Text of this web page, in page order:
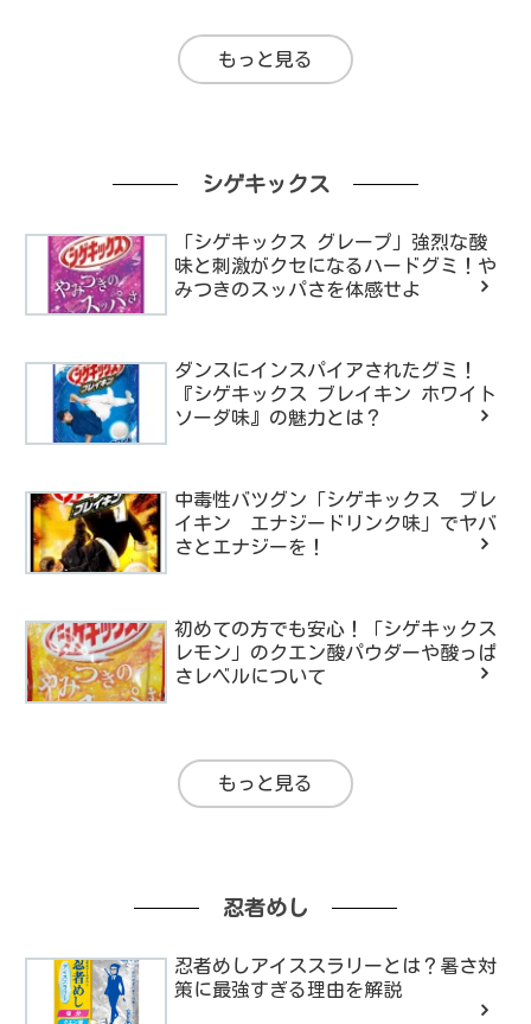
もっと見る
シゲキックス
「シゲキックス グレープ」強烈な酸
味と刺激がクセになるハードグミ！や
みつきのスッパさを体感せよ
ダンスにインスパイアされたグミ！
『シゲキックス ブレイキン ホワイト
ソーダ味』の魅力とは？
中毒性バツグン「シゲキックス ブレ
イキン エナジードリンク味」でヤバ
さとエナジーを！
初めての方でも安心！「シゲキックス
レモン」のクエン酸パウダーや酸っぱ
さレベルについて
もっと見る
忍者めし
忍者めしアイススラリーとは？暑さ対
策に最強すぎる理由を解説